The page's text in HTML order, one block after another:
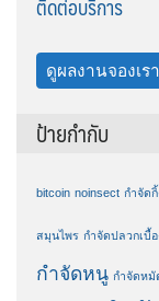
ติดต่อบริการ
ดูผลงานจองเรา
ป้ายกำกับ
bitcoin noinsect กำจัดกิ้
สมุนไพร กำจัดปลวกเบื้
กำจัดหนู กำจัดหมั